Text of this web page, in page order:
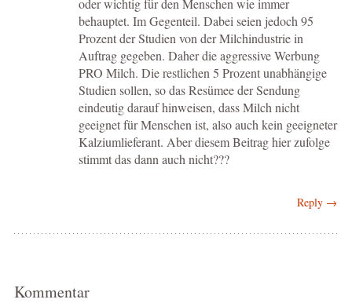
behauptet. Im Gegenteil. Dabei seien jedoch 95
Prozent der Studien von der Milchindustrie in
Auftrag gegeben. Daher die aggressive Werbung
PRO Milch. Die restlichen 5 Prozent unabhängige
Studien sollen, so das Resümee der Sendung
eindeutig darauf hinweisen, dass Milch nicht
geeignet für Menschen ist, also auch kein geeigneter
Kalziumlieferant. Aber diesem Beitrag hier zufolge
stimmt das dann auch nicht???
Reply →
Kommentar